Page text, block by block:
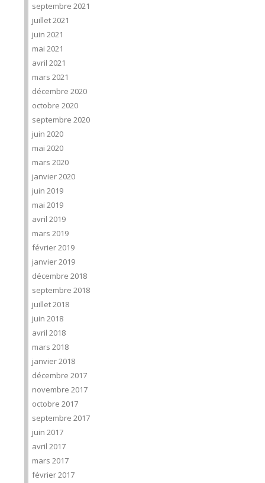
septembre 2021
juillet 2021
juin 2021
mai 2021
avril 2021
mars 2021
décembre 2020
octobre 2020
septembre 2020
juin 2020
mai 2020
mars 2020
janvier 2020
juin 2019
mai 2019
avril 2019
mars 2019
février 2019
janvier 2019
décembre 2018
septembre 2018
juillet 2018
juin 2018
avril 2018
mars 2018
janvier 2018
décembre 2017
novembre 2017
octobre 2017
septembre 2017
juin 2017
avril 2017
mars 2017
février 2017